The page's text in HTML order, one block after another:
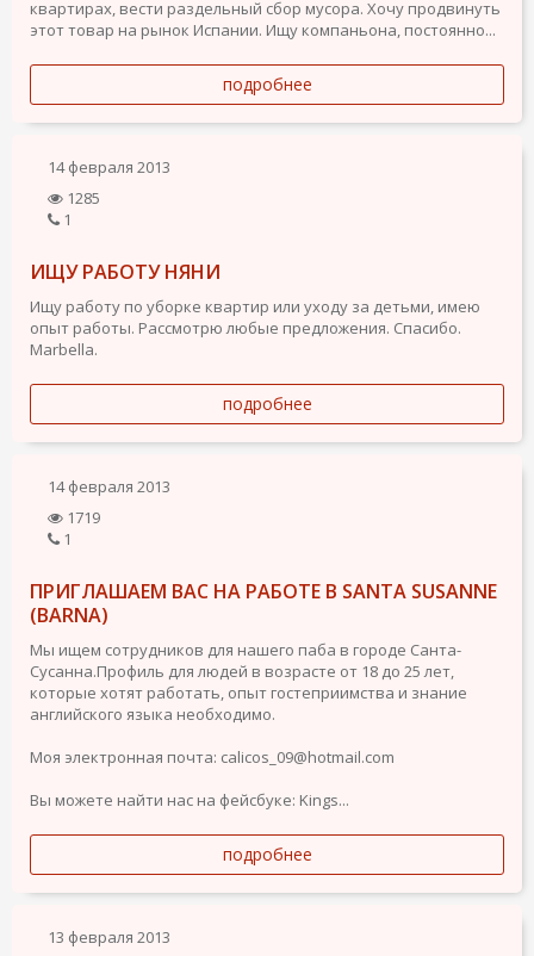
квартирах, вести раздельный сбор мусора. Хочу продвинуть
этот товар на рынок Испании. Ищу компаньона, постоянно...
подробнее
14 февраля 2013
1285
1
ИЩУ РАБОТУ НЯНИ
Ищу работу по уборке квартир или уходу за детьми, имею
опыт работы. Рассмотрю любые предложения. Спасибо.
Marbella.
подробнее
14 февраля 2013
1719
1
ПРИГЛАШАЕМ ВАС НА РАБОТЕ В SANTA SUSANNE
(BARNA)
Мы ищем сотрудников для нашего паба в городе Санта-
Сусанна.Профиль для людей в возрасте от 18 до 25 лет,
которые хотят работать, опыт гостеприимства и знание
английского языка необходимо.
Моя электронная почта: calicos_09@hotmail.com
Вы можете найти нас на фейсбуке: Kings...
подробнее
13 февраля 2013